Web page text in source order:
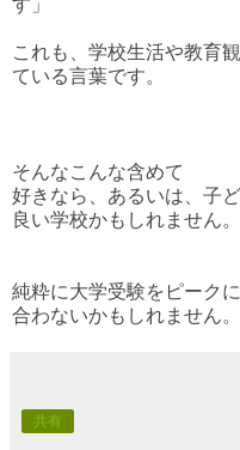
これも、学校生活や教育
ている言葉です。
そんなこんな含めて
好きなら、あるいは、子
良い学校かもしれません。
純粋に大学受験をピーク
合わないかもしれません。
共有